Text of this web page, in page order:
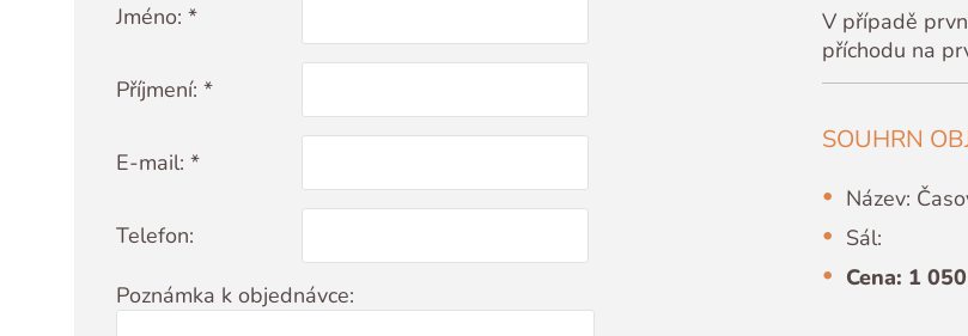
Jméno: *
Příjmení: *
E-mail: *
Telefon:
Poznámka k objednávce:
V případě
příchodu na
SOUHRN
Název:
Sál:
Cena: 1